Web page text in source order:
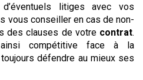
litiges avec vos
vous conseiller en cas de non-
des clauses de votre contrat.
compétitive face à la
défendre au mieux ses